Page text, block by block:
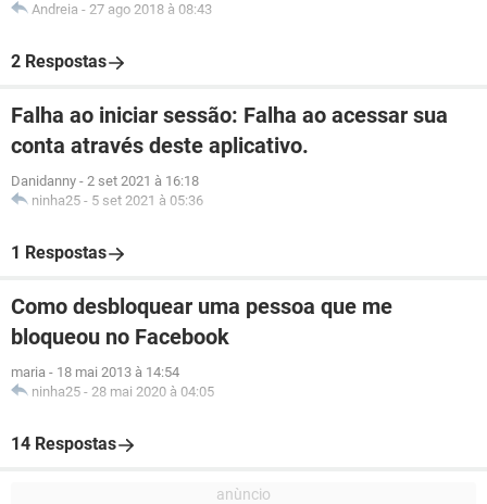
Andreia - 27 ago 2018 à 08:43
2 Respostas
Falha ao iniciar sessão: Falha ao acessar sua
conta através deste aplicativo.
Danidanny - 2 set 2021 à 16:18
ninha25 - 5 set 2021 à 05:36
1 Respostas
Como desbloquear uma pessoa que me
bloqueou no Facebook
maria - 18 mai 2013 à 14:54
ninha25 - 28 mai 2020 à 04:05
14 Respostas